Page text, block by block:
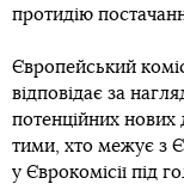
протидію
Європейський
відповідає за
потенційних нових
тими, хто межує з
у Єврокомісії під